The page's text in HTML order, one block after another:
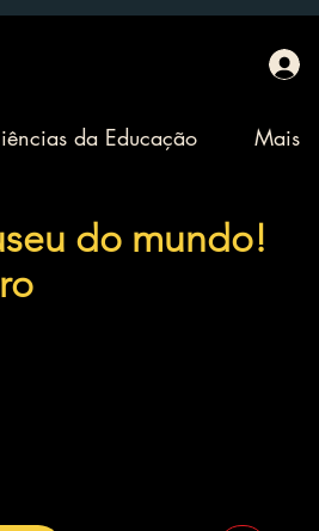
da Educação Mais
do mundo!